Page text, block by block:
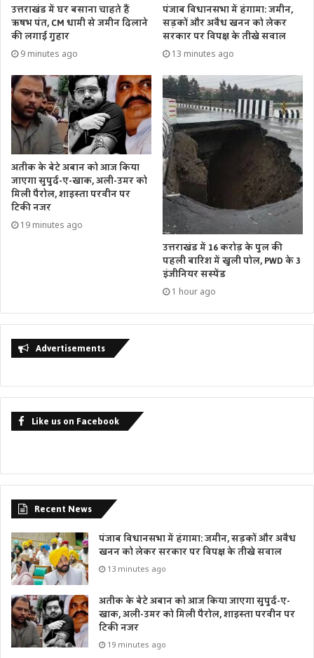
उत्तराखंड में घर बसाना चाहते हैं
ऋषभ पंत, CM धामी से जमीन दिलाने
की लगाई गुहार
9 minutes ago
पंजाब विधानसभा में हंगामा: जमीन,
सड़कों और अवैध खनन को लेकर
सरकार पर विपक्ष के तीखे सवाल
13 minutes ago
अतीक के बेटे अबान को आज किया
जाएगा सुपुर्द-ए-खाक, अली-उमर को
मिली पैरोल, शाइस्ता परवीन पर
टिकी नजर
19 minutes ago
उत्तराखंड में 16 करोड़ के पुल की
पहली बारिश में खुली पोल, PWD के 3
इंजीनियर सस्पेंड
1 hour ago
Advertisements
Like us on Facebook
Recent News
पंजाब विधानसभा में हंगामा: जमीन, सड़कों और अवैध
खनन को लेकर सरकार पर विपक्ष के तीखे सवाल
13 minutes ago
अतीक के बेटे अबान को आज किया जाएगा सुपुर्द-ए-
खाक, अली-उमर को मिली पैरोल, शाइस्ता परवीन पर
टिकी नजर
19 minutes ago